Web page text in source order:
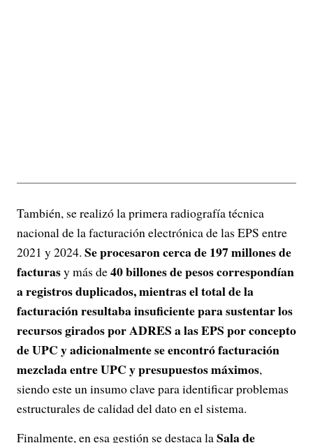
También, se realizó la primera radiografía técnica
nacional de la facturación electrónica de las EPS entre
2021 y 2024. Se procesaron cerca de 197 millones de
facturasy más de40 billones de pesos correspondían
a registros duplicados, mientras el total de la
facturación resultaba insuficiente para sustentar los
recursos girados por ADRES a las EPS por concepto
de UPC y adicionalmente se encontró facturación
mezclada entre UPC y presupuestos máximos,
siendo este un insumo clave para identificar problemas
estructurales de calidad del dato en el sistema.
Finalmente, en esa gestión se destaca laSala de